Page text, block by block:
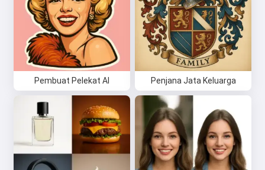
Pembuat Pelekat AI Penjana Jata Keluarga